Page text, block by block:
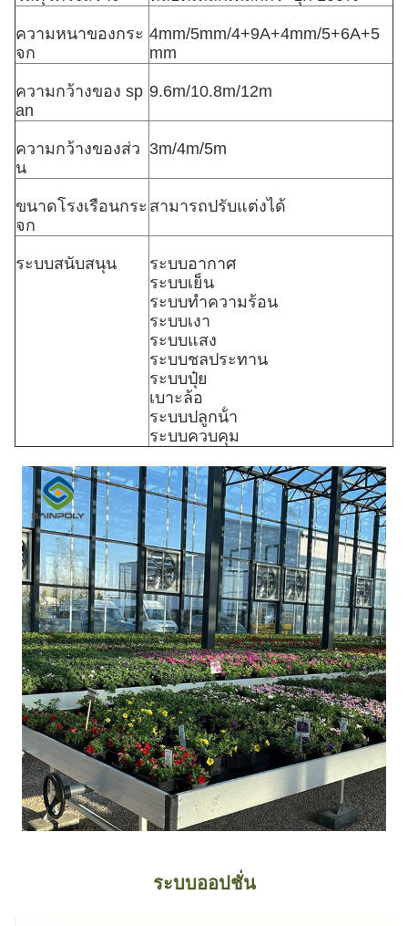
ความหนาของกระ
จก
4mm/5mm/4+9A+4mm/5+6A+5
mm
ความกว้างของ sp
an
9.6m/10.8m/12m
ความกว้างของส่ว
น
3m/4m/5m
ขนาดโรงเรือนกระ
จก
สามารถปรับแต่งได้
ระบบสนับสนุน
ระบบอากาศ
ระบบเย็น
ระบบทําความร้อน
ระบบเงา
ระบบแสง
ระบบชลประทาน
ระบบปุ๋ย
เบาะล้อ
ระบบปลูกน้ํา
ระบบควบคุม
ระบบออปชั่น